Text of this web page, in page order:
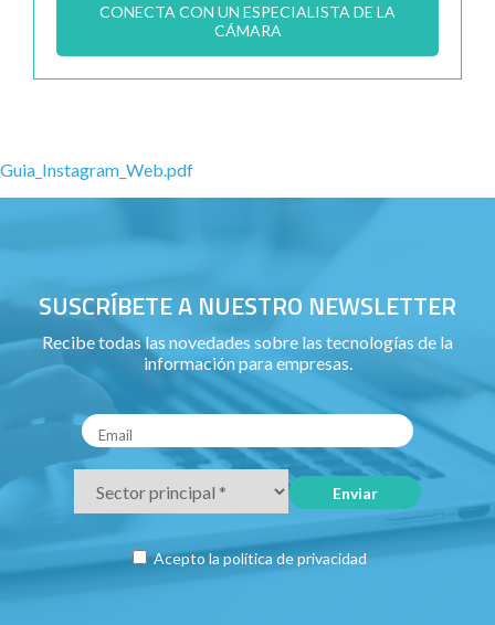
CONECTA CON UN ESPECIALISTA DE LA
CÁMARA
Guia_Instagram_Web.pdf
SUSCRÍBETE A NUESTRO NEWSLETTER
Recibe todas las novedades sobre las tecnologías de la
información para empresas.
Acepto la política de privacidad